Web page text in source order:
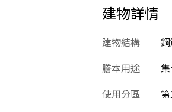
建物詳情
建物結構
謄本用途
使用分區